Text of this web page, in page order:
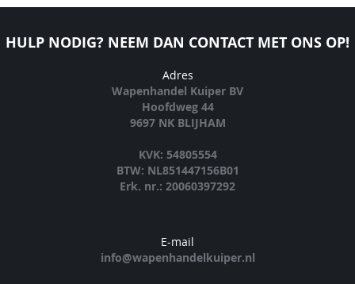
HULP NODIG? NEEM DAN CONTACT MET ONS OP!
Adres
Wapenhandel Kuiper BV
Hoofdweg 44
9697 NK BLIJHAM
KVK: 54805554
BTW: NL851447156B01
Erk. nr.: 20060397292
E-mail
info@wapenhandelkuiper.nl